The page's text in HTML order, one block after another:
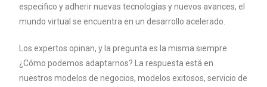
especifico y adherir nuevas tecnologías y nuevos avances, el
mundo virtual se encuentra en un desarrollo acelerado.
Los expertos opinan, y la pregunta es la misma siempre
¿Cómo podemos adaptarnos? La respuesta está en
nuestros modelos de negocios, modelos exitosos, servicio de